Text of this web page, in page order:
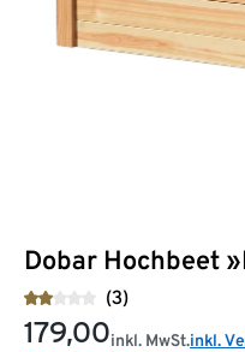
Dobar Hochbeet
(3)
179,00inkl. MwSt.inkl.